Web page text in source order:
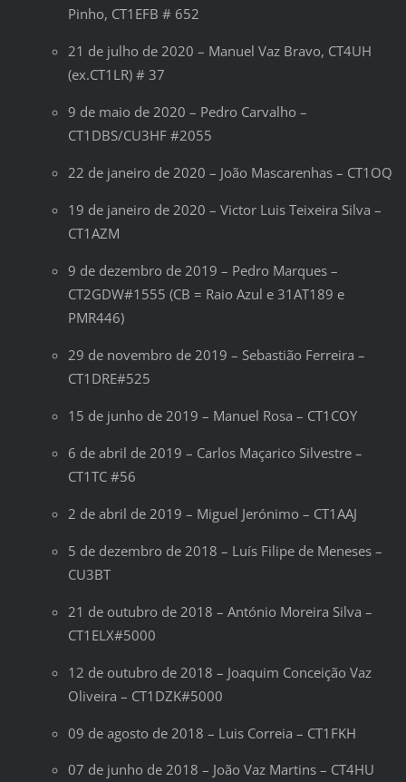
Pinho, CT1EFB # 652
21 de julho de 2020 – Manuel Vaz Bravo, CT4UH
(ex.CT1LR) # 37
9 de maio de 2020 – Pedro Carvalho –
CT1DBS/CU3HF #2055
22 de janeiro de 2020 – João Mascarenhas – CT1OQ
19 de janeiro de 2020 – Victor Luis Teixeira Silva –
CT1AZM
9 de dezembro de 2019 – Pedro Marques –
CT2GDW#1555 (CB = Raio Azul e 31AT189 e
PMR446)
29 de novembro de 2019 – Sebastião Ferreira –
CT1DRE#525
15 de junho de 2019 – Manuel Rosa – CT1COY
6 de abril de 2019 – Carlos Maçarico Silvestre –
CT1TC #56
2 de abril de 2019 – Miguel Jerónimo – CT1AAJ
5 de dezembro de 2018 – Luís Filipe de Meneses –
CU3BT
21 de outubro de 2018 – António Moreira Silva –
CT1ELX#5000
12 de outubro de 2018 – Joaquim Conceição Vaz
Oliveira – CT1DZK#5000
09 de agosto de 2018 – Luis Correia – CT1FKH
07 de junho de 2018 – João Vaz Martins – CT4HU